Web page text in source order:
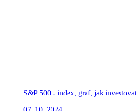
S&P 500 - index, graf, jak investovat
07. 10. 2024